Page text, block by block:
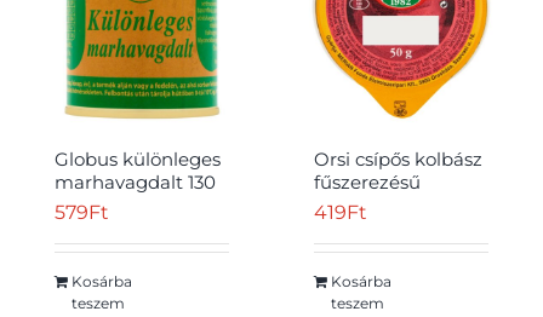
Globus különleges
marhavagdalt 130
g
579Ft
Kosárba
teszem
Orsi csípős kolbász
fűszerezésű
húskrém 50 g
419Ft
Kosárba
teszem